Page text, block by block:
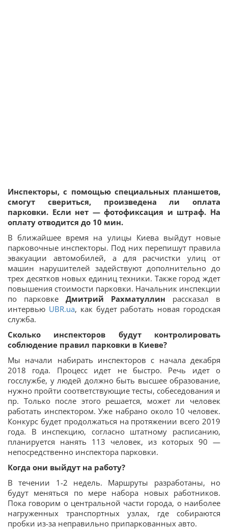
Инспекторы, с помощью специальных планшетов,
смогут свериться, произведена ли оплата
парковки. Если нет — фотофиксация и штраф. На
оплату отводится до 10 мин.
В ближайшее время на улицы Киева выйдут новые
парковочные инспекторы. Под них перепишут правила
эвакуации автомобилей, а для расчистки улиц от
машин нарушителей задействуют дополнительно до
трех десятков новых единиц техники. Также город ждет
повышения стоимости парковки. Начальник инспекции
по парковке Дмитрий Рахматуллин рассказал в
интервью UBR.ua, как будет работать новая городская
служба.
Сколько инспекторов будут контролировать
соблюдение правил парковки в Киеве?
Мы начали набирать инспекторов с начала декабря
2018 года. Процесс идет не быстро. Речь идет о
госслужбе, у людей должно быть высшее образование,
нужно пройти соответствующие тесты, собеседования и
пр. Только после этого решается, может ли человек
работать инспектором. Уже набрано около 10 человек.
Конкурс будет продолжаться на протяжении всего 2019
года. В инспекцию, согласно штатному расписанию,
планируется нанять 113 человек, из которых 90 —
непосредственно инспектора парковки.
Когда они выйдут на работу?
В течении 1-2 недель. Маршруты разработаны, но
будут меняться по мере набора новых работников.
Пока говорим о центральной части города, о наиболее
нагруженных транспортных узлах, где собираются
пробки из-за неправильно припаркованных авто.